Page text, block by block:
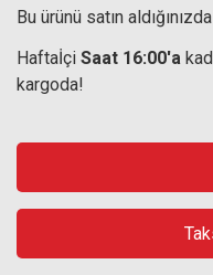
Bu ürünü satın aldığınızda
Haftaİçi Saat 16:00'a
kargoda!